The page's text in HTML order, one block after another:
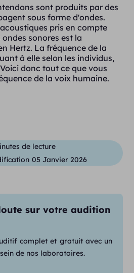
sont produits par des
sous forme d'ondes.
pris en compte
sonores est la
Hertz. La fréquence de la
à elle selon les individus,
donc tout ce que vous
de la voix humaine.
de lecture
05 Janvier 2026
sur votre audition
complet et gratuit avec un
de nos laboratoires.